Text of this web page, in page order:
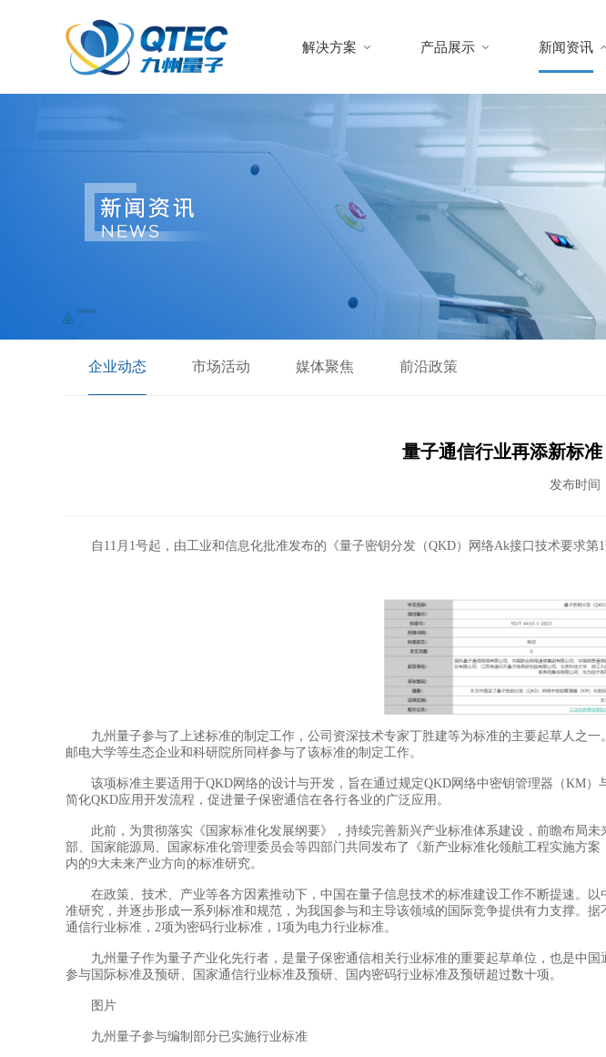
解决方案 产品展示 新闻资讯
企业动态 市场活动 媒体聚焦 前沿政策
量子通信行业再添新标
发布时间
自11月1号起，由工业和信息化批准发布的《量子密钥分发（QKD）网络Ak接口技术要求第
九州量子参与了上述标准的制定工作，公司资深技术专家丁胜建等为标准的主要起草人之一
邮电大学等生态企业和科研院所同样参与了该标准的制定工作。
该项标准主要适用于QKD网络的设计与开发，旨在通过规定QKD网络中密钥管理器（KM）
简化QKD应用开发流程，促进量子保密通信在各行各业的广泛应用。
此前，为贯彻落实《国家标准化发展纲要》，持续完善新兴产业标准体系建设，前瞻布局未
部、国家能源局、国家标准化管理委员会等四部门共同发布了《新产业标准化领航工程实施方
内的9大未来产业方向的标准研究。
在政策、技术、产业等各方因素推动下，中国在量子信息技术的标准建设工作不断提速。以
准研究，并逐步形成一系列标准和规范，为我国参与和主导该领域的国际竞争提供有力支撑。
通信行业标准，2项为密码行业标准，1项为电力行业标准。
九州量子作为量子产业化先行者，是量子保密通信相关行业标准的重要起草单位，也是中国
参与国际标准及预研、国家通信行业标准及预研、国内密码行业标准及预研超过数十项。
图片
九州量子参与编制部分已实施行业标准